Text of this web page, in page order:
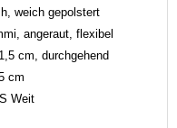
weich gepolstert
angeraut, flexibel
cm, durchgehend
cm
Weit